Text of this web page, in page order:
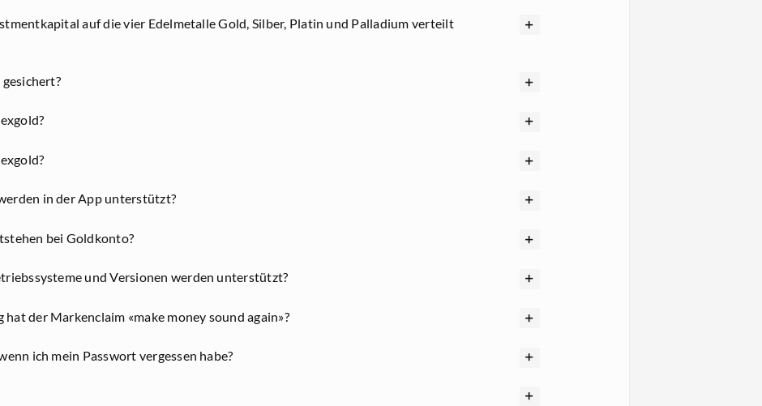
auf die vier Edelmetalle Gold, Silber, Platin und Palladium verteilt
in der App unterstützt?
bei Goldkonto?
und Versionen werden unterstützt?
hat der Markenclaim «make money sound again»?
ich mein Passwort vergessen habe?